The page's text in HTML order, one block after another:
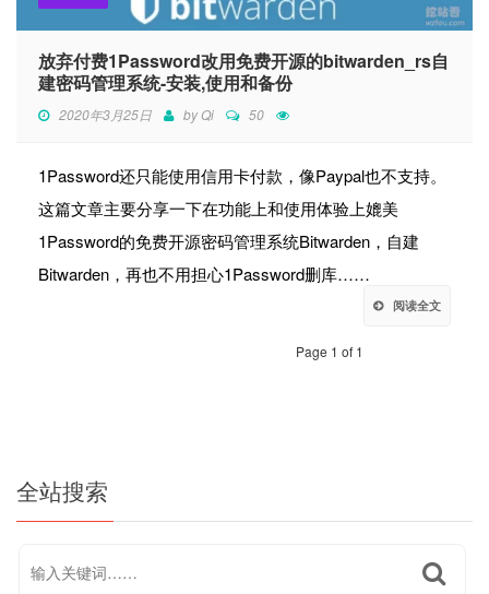
放弃付费1Password改用免费开源的bitwarden_rs自
建密码管理系统-安装,使用和备份
2020年3月25日 byQi 50
1Password还只能使用信用卡付款，像Paypal也不支持。
这篇文章主要分享一下在功能上和使用体验上媲美
1Password的免费开源密码管理系统Bitwarden，自建
Bitwarden，再也不用担心1Password删库……
阅读全文
Page 1 of 1
全站搜索